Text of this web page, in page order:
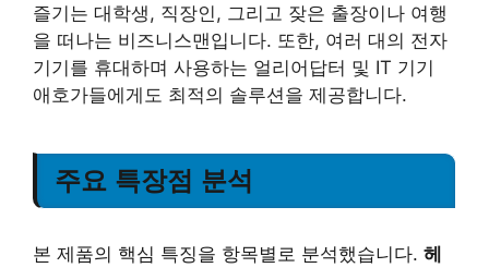
즐기는 대학생, 직장인, 그리고 잦은 출장이나 여행
을 떠나는 비즈니스맨입니다. 또한, 여러 대의 전자
기기를 휴대하며 사용하는 얼리어답터 및 IT 기기
애호가들에게도 최적의 솔루션을 제공합니다.
주요 특장점 분석
본 제품의 핵심 특징을 항목별로 분석했습니다. 헤